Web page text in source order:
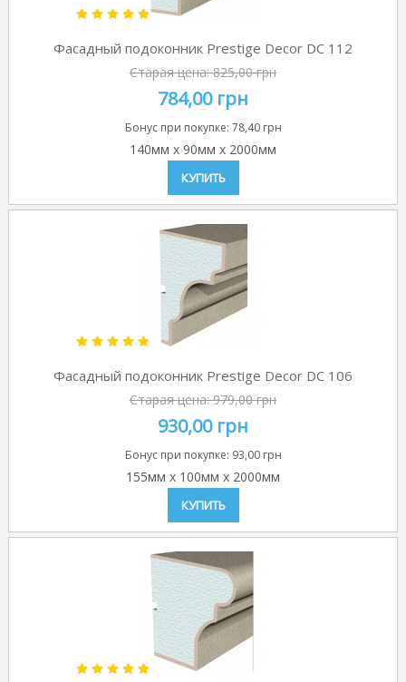
Фасадный подоконник Prestige Decor DC 112
Старая цена:825,00 грн
784,00 грн
Бонус при покупке: 78,40 грн
140мм x 90мм x 2000мм
КУПИТЬ
Фасадный подоконник Prestige Decor DC 106
Старая цена:979,00 грн
930,00 грн
Бонус при покупке: 93,00 грн
155мм x 100мм x 2000мм
КУПИТЬ